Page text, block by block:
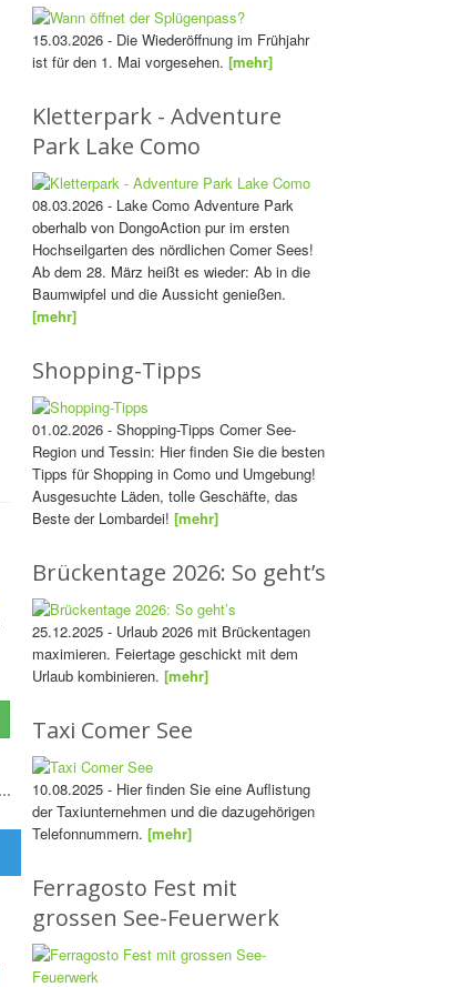
15.03.2026 - Die Wiederöffnung im Frühjahr
ist für den 1. Mai vorgesehen. [mehr]
Kletterpark - Adventure
Park Lake Como
08.03.2026 - Lake Como Adventure Park
oberhalb von DongoAction pur im ersten
Hochseilgarten des nördlichen Comer Sees!
Ab dem 28. März heißt es wieder: Ab in die
Baumwipfel und die Aussicht genießen.
[mehr]
Shopping-Tipps
01.02.2026 - Shopping-Tipps Comer See-
Region und Tessin: Hier finden Sie die besten
Tipps für Shopping in Como und Umgebung!
Ausgesuchte Läden, tolle Geschäfte, das
Beste der Lombardei! [mehr]
Brückentage 2026: So geht’s
25.12.2025 - Urlaub 2026 mit Brückentagen
maximieren. Feiertage geschickt mit dem
Urlaub kombinieren. [mehr]
Taxi Comer See
10.08.2025 - Hier finden Sie eine Auflistung
der Taxiunternehmen und die dazugehörigen
Telefonnummern. [mehr]
Ferragosto Fest mit
grossen See-Feuerwerk